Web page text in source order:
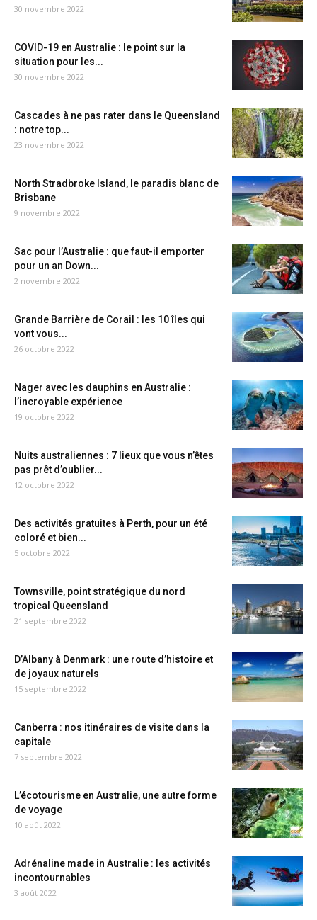
30 novembre 2022
COVID-19 en Australie : le point sur la
situation pour les...
30 novembre 2022
Cascades à ne pas rater dans le Queensland
: notre top...
23 novembre 2022
North Stradbroke Island, le paradis blanc de
Brisbane
9 novembre 2022
Sac pour l’Australie : que faut-il emporter
pour un an Down...
2 novembre 2022
Grande Barrière de Corail : les 10 îles qui
vont vous...
26 octobre 2022
Nager avec les dauphins en Australie :
l’incroyable expérience
19 octobre 2022
Nuits australiennes : 7 lieux que vous n’êtes
pas prêt d’oublier...
12 octobre 2022
Des activités gratuites à Perth, pour un été
coloré et bien...
5 octobre 2022
Townsville, point stratégique du nord
tropical Queensland
21 septembre 2022
D’Albany à Denmark : une route d’histoire et
de joyaux naturels
15 septembre 2022
Canberra : nos itinéraires de visite dans la
capitale
7 septembre 2022
L’écotourisme en Australie, une autre forme
de voyage
10 août 2022
Adrénaline made in Australie : les activités
incontournables
3 août 2022